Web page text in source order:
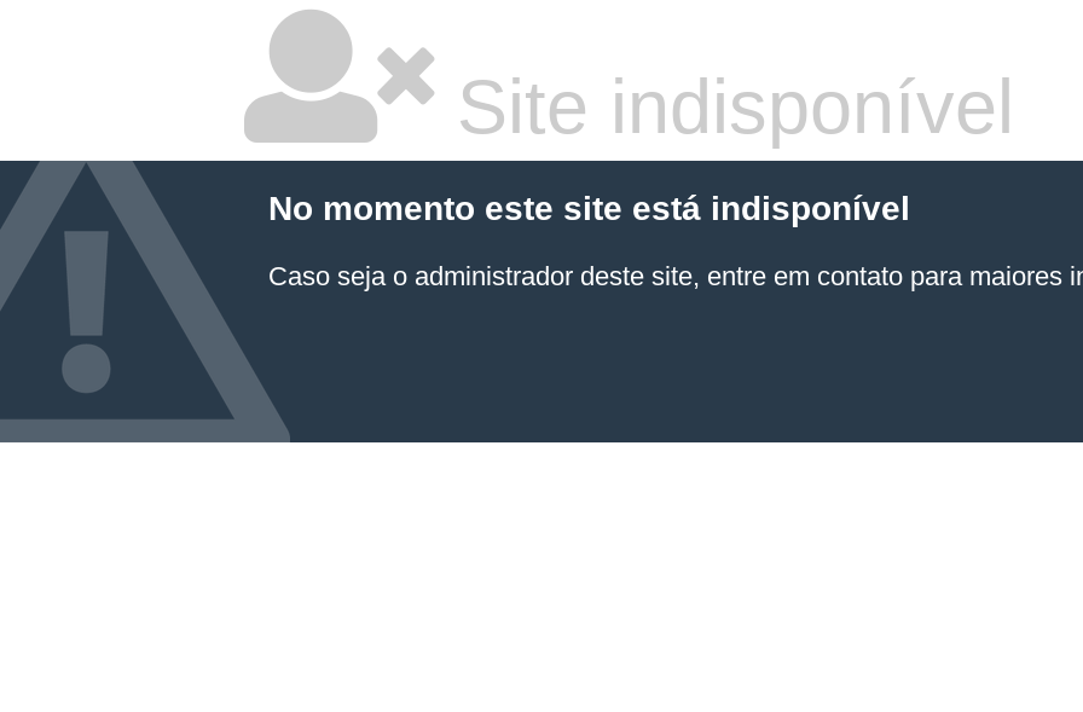
Site indisponível
No momento este site está indisponível
Caso seja o administrador deste site, entre em contato para maiores